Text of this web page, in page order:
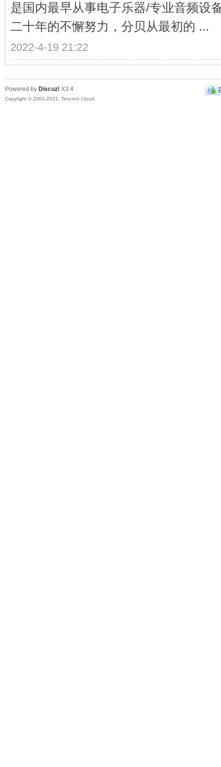
是国内最早从事电子乐器/专业音频设
二十年的不懈努力，分贝从最初的 ...
2022-4-19 21:22
Powered by Discuz! X3.4
Copyright © 2001-2021, Tencent Cloud.